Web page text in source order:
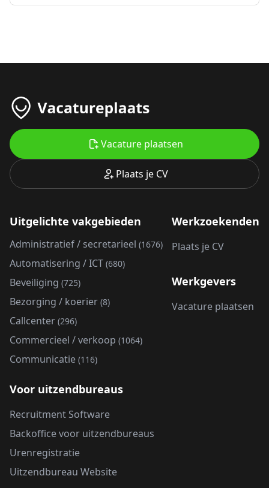
Plaats je CV
Vacature plaatsen
Uitgelichte vakgebieden
Administratief / secretarieel (1676)
Automatisering / ICT (680)
Beveiliging (725)
Bezorging / koerier (8)
Callcenter (296)
Commercieel / verkoop (1064)
Communicatie (116)
Werkzoekenden
Plaats je CV
Werkgevers
Vacature plaatsen
Voor uitzendbureaus
Recruitment Software
Backoffice voor uitzendbureaus
Urenregistratie
Uitzendbureau Website